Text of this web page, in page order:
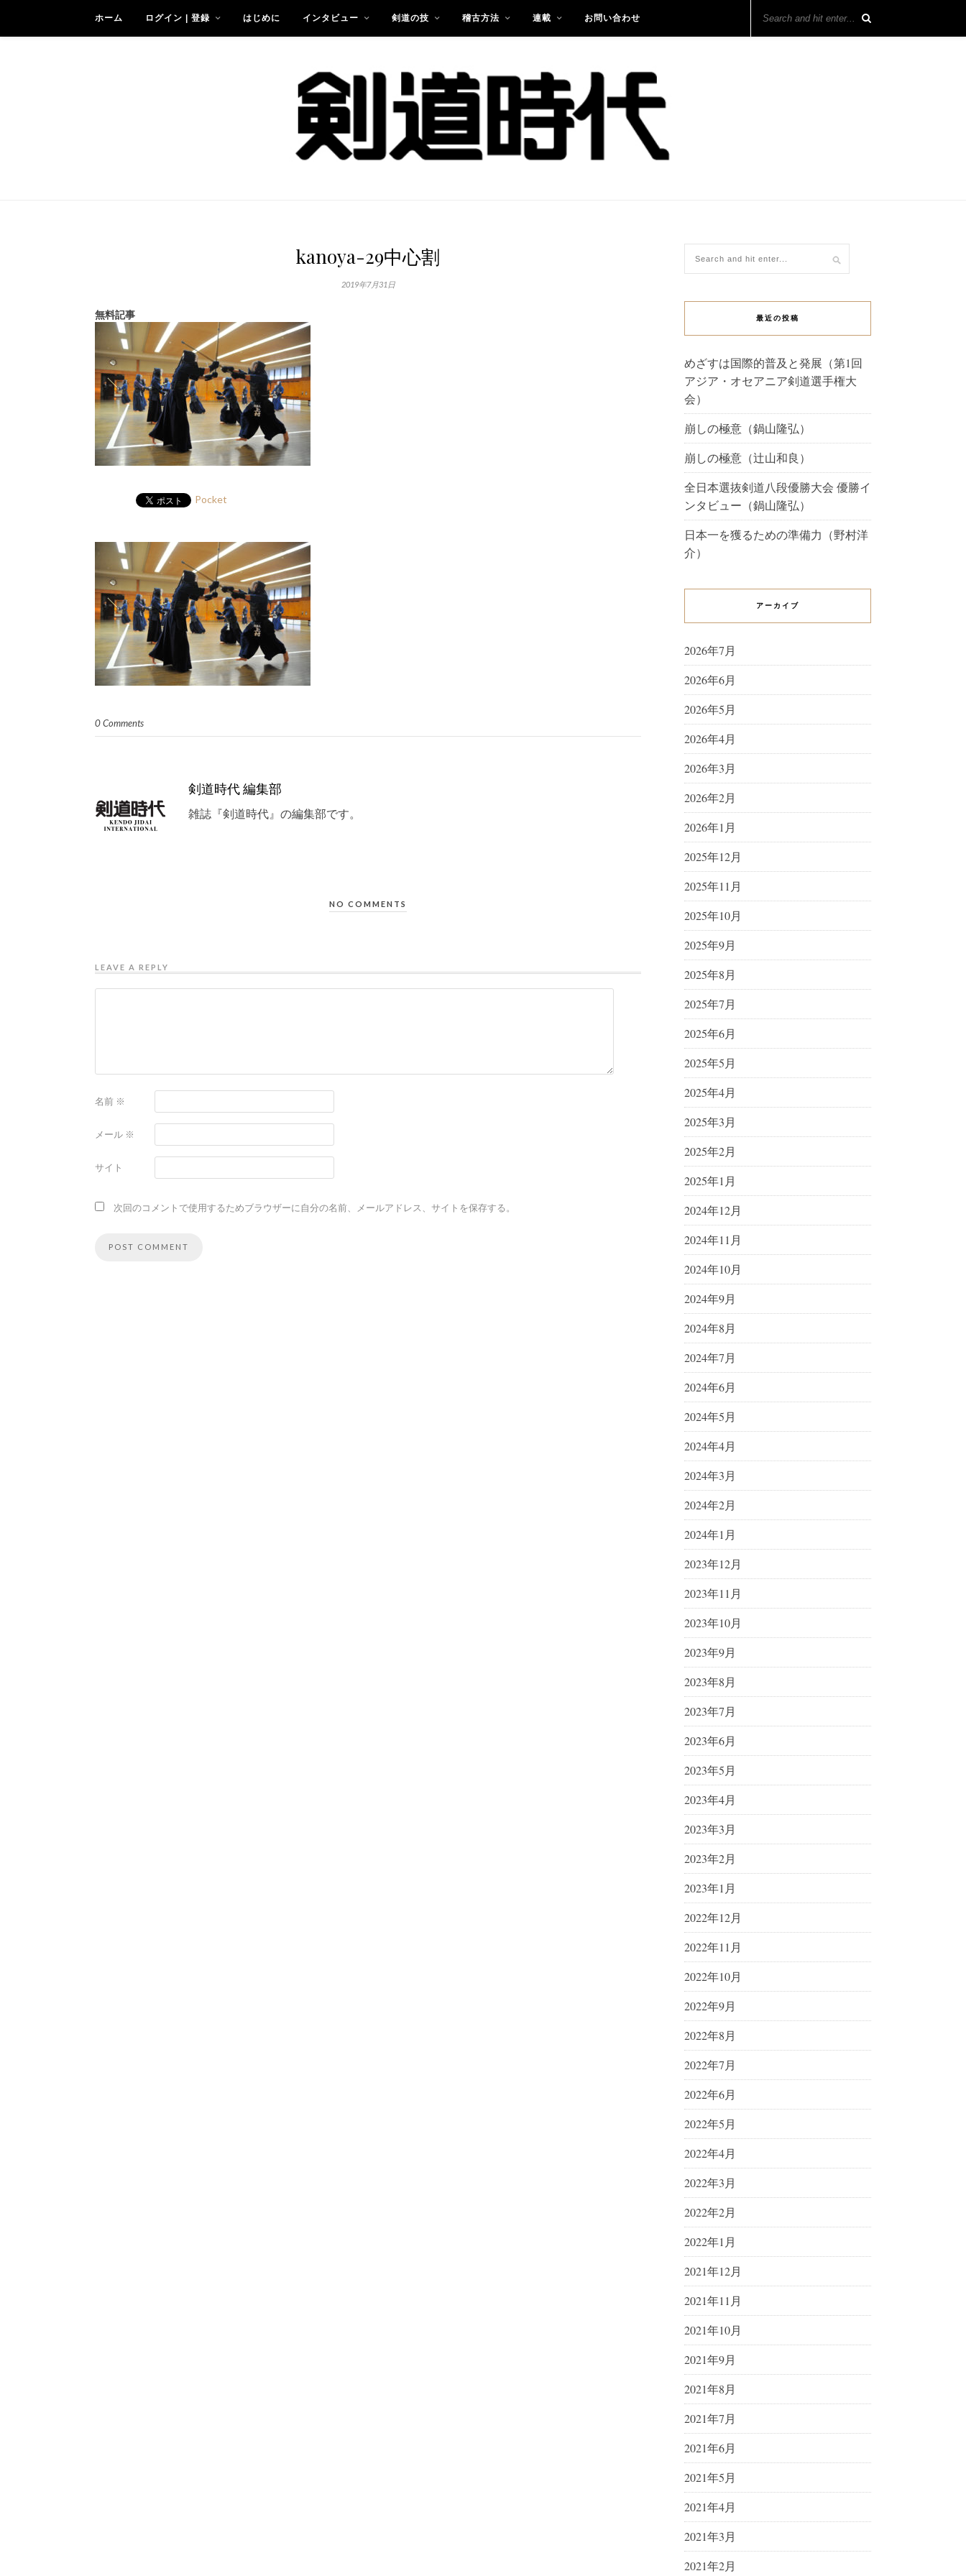
ホーム ログイン | 登録 はじめに インタビュー 剣道の技 稽古方法 連載 お問い合わせ
kanoya-29中心割
2019年7月31日
無料記事
Pocket
0 Comments
剣道時代 編集部
雑誌『剣道時代』の編集部です。
NO COMMENTS
LEAVE A REPLY
名前 ※
メール ※
サイト
次回のコメントで使用するためブラウザーに自分の名前、メールアドレス、サイトを保存する。
最近の投稿
めざすは国際的普及と発展（第1回
アジア・オセアニア剣道選手権大
会）
崩しの極意（鍋山隆弘）
崩しの極意（辻山和良）
全日本選抜剣道八段優勝大会 優勝イ
ンタビュー（鍋山隆弘）
日本一を獲るための準備力（野村洋
介）
アーカイブ
2026年7月
2026年6月
2026年5月
2026年4月
2026年3月
2026年2月
2026年1月
2025年12月
2025年11月
2025年10月
2025年9月
2025年8月
2025年7月
2025年6月
2025年5月
2025年4月
2025年3月
2025年2月
2025年1月
2024年12月
2024年11月
2024年10月
2024年9月
2024年8月
2024年7月
2024年6月
2024年5月
2024年4月
2024年3月
2024年2月
2024年1月
2023年12月
2023年11月
2023年10月
2023年9月
2023年8月
2023年7月
2023年6月
2023年5月
2023年4月
2023年3月
2023年2月
2023年1月
2022年12月
2022年11月
2022年10月
2022年9月
2022年8月
2022年7月
2022年6月
2022年5月
2022年4月
2022年3月
2022年2月
2022年1月
2021年12月
2021年11月
2021年10月
2021年9月
2021年8月
2021年7月
2021年6月
2021年5月
2021年4月
2021年3月
2021年2月